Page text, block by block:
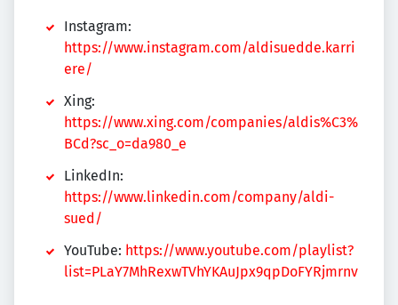
Instagram:
https://www.instagram.com/aldisuedde.karri
ere/
Xing:
https://www.xing.com/companies/aldis%C3%
BCd?sc_o=da980_e
LinkedIn:
https://www.linkedin.com/company/aldi-
sued/
YouTube: https://www.youtube.com/playlist?
list=PLaY7MhRexwTVhYKAuJpx9qpDoFYRjmrnv